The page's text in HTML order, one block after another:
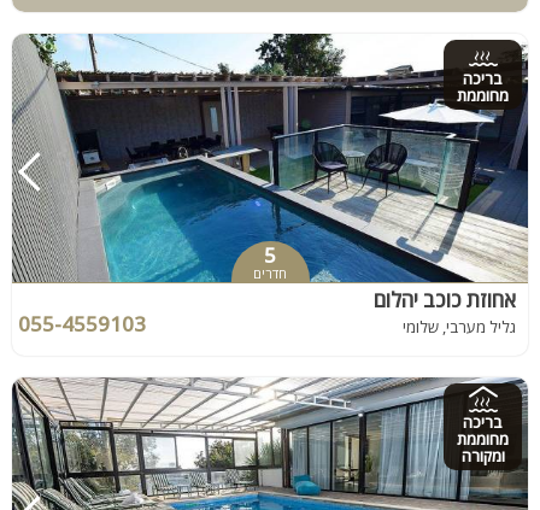
בריכה
מחוממת
5
חדרים
אחוזת כוכב יהלום
גליל מערבי, שלומי 055-4559103
בריכה
מחוממת
ומקורה